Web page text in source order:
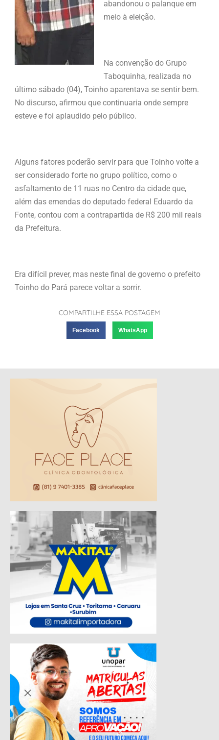
abandonou o palanque em
meio à eleição.
Na convenção do Grupo
Taboquinha, realizada no
último sábado (04), Toinho aparentava se sentir bem.
No discurso, afirmou que continuaria onde sempre
esteve e foi aplaudido pelo público.
Alguns fatores poderão servir para que Toinho volte a
ser considerado forte no grupo político, como o
asfaltamento de 11 ruas no Centro da cidade que,
além das emendas do deputado federal Eduardo da
Fonte, contou com a contrapartida de R$ 200 mil reais
da Prefeitura.
Era difícil prever, mas neste final de governo o prefeito
Toinho do Pará parece voltar a sorrir.
COMPARTILHE ESSA POSTAGEM
Facebook WhatsApp